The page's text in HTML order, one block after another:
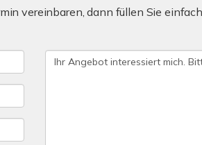
vereinbaren, dann füllen Sie